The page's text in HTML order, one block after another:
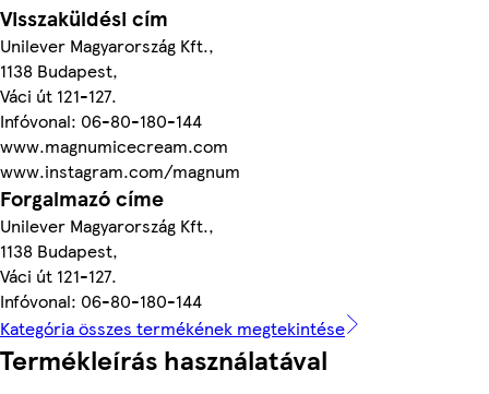
Visszaküldési cím
Unilever Magyarország Kft.,
1138 Budapest,
Váci út 121-127.
Infóvonal: 06-80-180-144
www.magnumicecream.com
www.instagram.com/magnum
Forgalmazó címe
Unilever Magyarország Kft.,
1138 Budapest,
Váci út 121-127.
Infóvonal: 06-80-180-144
Kategória összes termékének megtekintése
Termékleírás használatával